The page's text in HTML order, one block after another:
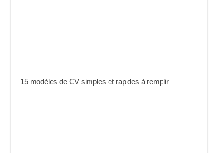
15 modèles de CV simples et rapides à remplir